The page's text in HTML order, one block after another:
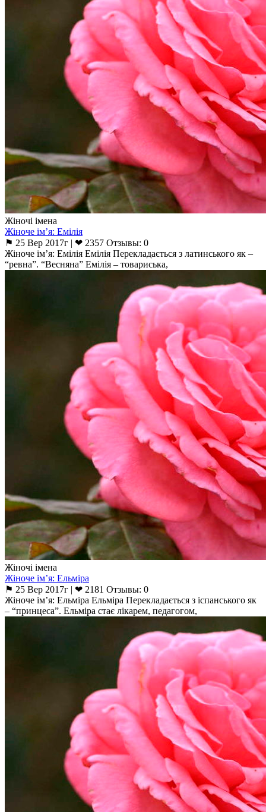
Жіночі імена
Жіноче ім’я: Емілія
⚑ 25 Вер 2017г | ❤ 2357 Отзывы: 0
Жіноче ім’я: Емілія Емілія Перекладається з латинського як –
“ревна”. “Весняна” Емілія – ​​товариська,
Жіночі імена
Жіноче ім’я: Ельміра
⚑ 25 Вер 2017г | ❤ 2181 Отзывы: 0
Жіноче ім’я: Ельміра Ельміра Перекладається з іспанського як
– “принцеса”. Ельміра стає лікарем, педагогом,